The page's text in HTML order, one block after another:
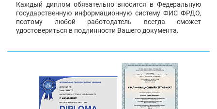
Каждый диплом обязательно вносится в Федеральную
государственную информационную систему ФИС ФРДО,
поэтому любой работодатель всегда сможет
удостовериться в подлинности Вашего документа.